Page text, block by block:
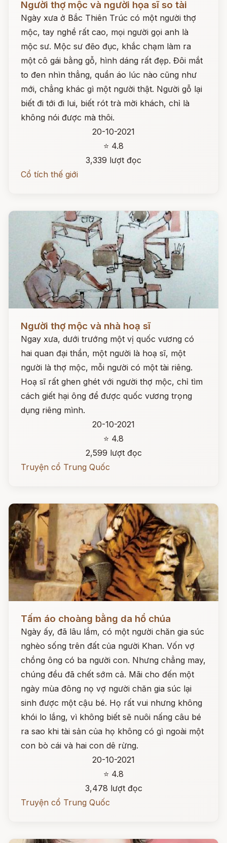
Người thợ mộc và người họa sĩ so tài
Ngày xưa ở Bắc Thiên Trúc có một người thợ
mộc, tay nghề rất cao, mọi người gọi anh là
mộc sư. Mộc sư đẽo đục, khắc chạm làm ra
một cô gái bằng gỗ, hình dáng rất đẹp. Đôi mắt
to đen nhìn thẳng, quần áo lúc nào cũng như
mới, chẳng khác gì một người thật. Người gỗ lại
biết đi tới đi lui, biết rót trà mời khách, chỉ là
không nói được mà thôi.
20-10-2021
⭐ 4.8
3,339 lượt đọc
Cổ tích thế giới
Người thợ mộc và nhà hoạ sĩ
Ngay xưa, dưới trướng một vị quốc vương có
hai quan đại thần, một người là hoạ sĩ, một
người là thợ mộc, mỗi người có một tài riêng.
Hoạ sĩ rất ghen ghét với người thợ mộc, chỉ tìm
cách giết hại ông để được quốc vương trọng
dụng riêng mình.
20-10-2021
⭐ 4.8
2,599 lượt đọc
Truyện cổ Trung Quốc
Đọc ngay
Tấm áo choàng bằng da hổ chúa
Ngày ấy, đã lâu lắm, có một người chăn gia súc
nghèo sống trên đất của người Khan. Vốn vợ
chồng ông có ba người con. Nhưng chẳng may,
chúng đều đã chết sớm cả. Mãi cho đến một
ngày mùa đông nọ vợ người chăn gia súc lại
sinh được một cậu bé. Họ rất vui nhưng không
khói lo lắng, vì không biết sẽ nuôi nấng câu bé
ra sao khi tài sản của họ không có gì ngoài một
con bò cái và hai con dê rừng.
20-10-2021
⭐ 4.8
3,478 lượt đọc
Truyện cổ Trung Quốc